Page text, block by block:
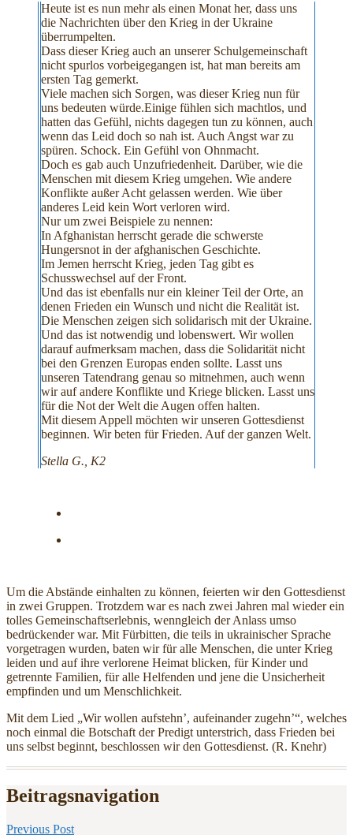
Heute ist es nun mehr als einen Monat her, dass uns
die Nachrichten über den Krieg in der Ukraine
überrumpelten.
Dass dieser Krieg auch an unserer Schulgemeinschaft
nicht spurlos vorbeigegangen ist, hat man bereits am
ersten Tag gemerkt.
Viele machen sich Sorgen, was dieser Krieg nun für
uns bedeuten würde.Einige fühlen sich machtlos, und
hatten das Gefühl, nichts dagegen tun zu können, auch
wenn das Leid doch so nah ist. Auch Angst war zu
spüren. Schock. Ein Gefühl von Ohnmacht.
Doch es gab auch Unzufriedenheit. Darüber, wie die
Menschen mit diesem Krieg umgehen. Wie andere
Konflikte außer Acht gelassen werden. Wie über
anderes Leid kein Wort verloren wird.
Nur um zwei Beispiele zu nennen:
In Afghanistan herrscht gerade die schwerste
Hungersnot in der afghanischen Geschichte.
Im Jemen herrscht Krieg, jeden Tag gibt es
Schusswechsel auf der Front.
Und das ist ebenfalls nur ein kleiner Teil der Orte, an
denen Frieden ein Wunsch und nicht die Realität ist.
Die Menschen zeigen sich solidarisch mit der Ukraine.
Und das ist notwendig und lobenswert. Wir wollen
darauf aufmerksam machen, dass die Solidarität nicht
bei den Grenzen Europas enden sollte. Lasst uns
unseren Tatendrang genau so mitnehmen, auch wenn
wir auf andere Konflikte und Kriege blicken. Lasst uns
für die Not der Welt die Augen offen halten.
Mit diesem Appell möchten wir unseren Gottesdienst
beginnen. Wir beten für Frieden. Auf der ganzen Welt.
Stella G., K2
Um die Abstände einhalten zu können, feierten wir den Gottesdienst
in zwei Gruppen. Trotzdem war es nach zwei Jahren mal wieder ein
tolles Gemeinschaftserlebnis, wenngleich der Anlass umso
bedrückender war. Mit Fürbitten, die teils in ukrainischer Sprache
vorgetragen wurden, baten wir für alle Menschen, die unter Krieg
leiden und auf ihre verlorene Heimat blicken, für Kinder und
getrennte Familien, für alle Helfenden und jene die Unsicherheit
empfinden und um Menschlichkeit.
Mit dem Lied „Wir wollen aufstehn’, aufeinander zugehn’“, welches
noch einmal die Botschaft der Predigt unterstrich, dass Frieden bei
uns selbst beginnt, beschlossen wir den Gottesdienst. (R. Knehr)
Beitragsnavigation
Previous Post